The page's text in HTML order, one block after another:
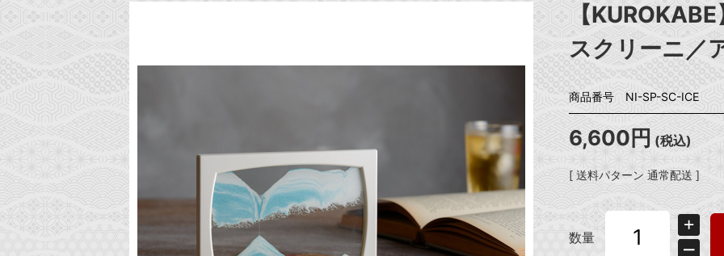
【
スクリーニ／
商品番号 NI-SP-SC-ICE
6,600円 (税込)
[ 送料パターン 通常配送 ]
数量